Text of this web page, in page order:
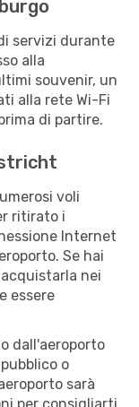
servizi durante
alla
souvenir, un
alla rete Wi-Fi
di partire.
voli
ritirato i
Internet
Se hai
nei
essere
dall'aeroporto
o
sarà